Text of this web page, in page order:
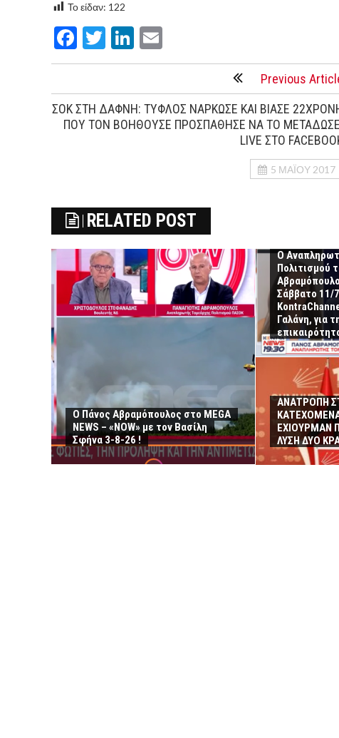
Το είδαν: 122
Facebook
TwitterLinkedIn
Previous
ΣΟΚ ΣΤΗ ΔΑΦΝΗ: ΤΥΦΛΟΣ ΝΑΡΚΩΣΕ ΚΑΙ ΒΙΑΣΕ
ΠΟΥ ΤΟΝ ΒΟΗΘΟΥΣΕ ΠΡΟΣΠΑΘΗΣΕ ΝΑ ΤΟ
LIVE ΣΤΟ
5 ΜΑΪ́ΟΥ 2017
RELATED POST
Ο Πάνος Αβραμόπουλος στο MEGA
NEWS – «NOW» με τον Βασίλη
Σφήνα 3-8-26 !
Ο
Πολιτισμού
Σάββατο 11/
Γαλάνη, για
ΑΝΑΤΡΟΠΗ
ΕΧΙΟΥΡΜΑΝ
ΛΥΣΗ ΔΥΟ